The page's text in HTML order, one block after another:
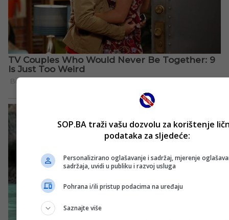
SOP.BA traži vašu dozvolu za korištenje
podataka za sljedeće:
Personalizirano oglašavanje i sadržaj, mjerenje
sadržaja, uvidi u publiku i razvoj usluga
Pohrana i/ili pristup podacima na uređaju
Saznajte više